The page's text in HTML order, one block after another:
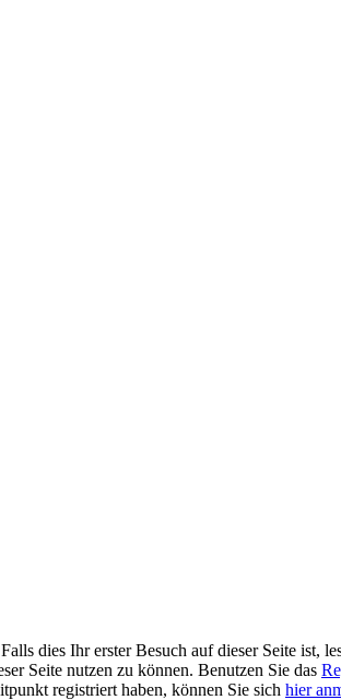
dies Ihr erster Besuch auf dieser Seite ist,
Seite nutzen zu können. Benutzen Sie das
registriert haben, können Sie sich hier